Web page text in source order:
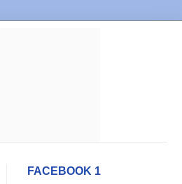
FACEBOOK 1